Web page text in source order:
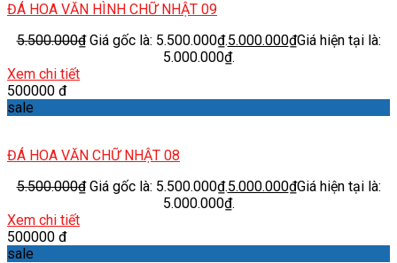
ĐÁ HOA VĂN HÌNH CHỮ NHẬT 09
5.500.000₫ Giá gốc là: 5.500.000₫.5.000.000₫Giá hiện tại là:
5.000.000₫.
Xem chi tiết
500000 đ
sale
ĐÁ HOA VĂN CHỮ NHẬT 08
5.500.000₫ Giá gốc là: 5.500.000₫.5.000.000₫Giá hiện tại là:
5.000.000₫.
Xem chi tiết
500000 đ
sale